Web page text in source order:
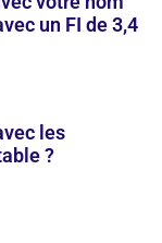
un FI de 3,4
les
?